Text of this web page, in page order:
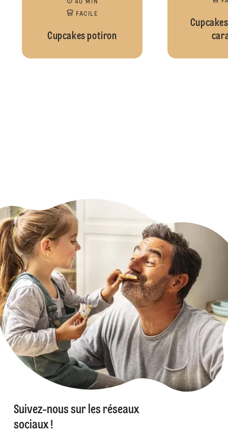
40 MIN
FACILE
Cupcakes potiron
Suivez-nous sur les réseaux
sociaux !